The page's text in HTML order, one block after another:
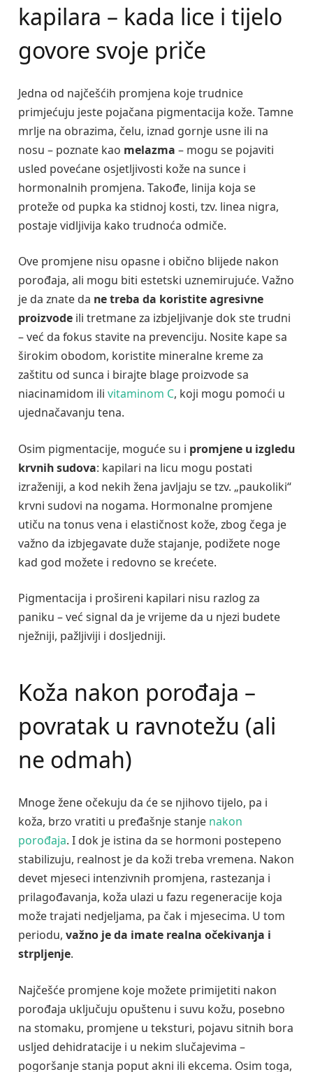
kapilara – kada lice i tijelo
govore svoje priče
Jedna od najčešćih promjena koje trudnice
primjećuju jeste pojačana pigmentacija kože. Tamne
mrlje na obrazima, čelu, iznad gornje usne ili na
nosu – poznate kao melazma – mogu se pojaviti
usled povećane osjetljivosti kože na sunce i
hormonalnih promjena. Takođe, linija koja se
proteže od pupka ka stidnoj kosti, tzv. linea nigra,
postaje vidljivija kako trudnoća odmiče.
Ove promjene nisu opasne i obično blijede nakon
porođaja, ali mogu biti estetski uznemirujuće. Važno
je da znate da ne treba da koristite agresivne
proizvode ili tretmane za izbjeljivanje dok ste trudni
– već da fokus stavite na prevenciju. Nosite kape sa
širokim obodom, koristite mineralne kreme za
zaštitu od sunca i birajte blage proizvode sa
niacinamidom ili vitaminom C, koji mogu pomoći u
ujednačavanju tena.
Osim pigmentacije, moguće su i promjene u izgledu
krvnih sudova: kapilari na licu mogu postati
izraženiji, a kod nekih žena javljaju se tzv. „paukoliki“
krvni sudovi na nogama. Hormonalne promjene
utiču na tonus vena i elastičnost kože, zbog čega je
važno da izbjegavate duže stajanje, podižete noge
kad god možete i redovno se krećete.
Pigmentacija i prošireni kapilari nisu razlog za
paniku – već signal da je vrijeme da u njezi budete
nježniji, pažljiviji i dosljedniji.
Koža nakon porođaja –
povratak u ravnotežu (ali
ne odmah)
Mnoge žene očekuju da će se njihovo tijelo, pa i
koža, brzo vratiti u pređašnje stanje nakon
porođaja. I dok je istina da se hormoni postepeno
stabilizuju, realnost je da koži treba vremena. Nakon
devet mjeseci intenzivnih promjena, rastezanja i
prilagođavanja, koža ulazi u fazu regeneracije koja
može trajati nedjeljama, pa čak i mjesecima. U tom
periodu, važno je da imate realna očekivanja i
strpljenje.
Najčešće promjene koje možete primijetiti nakon
porođaja uključuju opuštenu i suvu kožu, posebno
na stomaku, promjene u teksturi, pojavu sitnih bora
usljed dehidratacije i u nekim slučajevima –
pogoršanje stanja poput akni ili ekcema. Osim toga,